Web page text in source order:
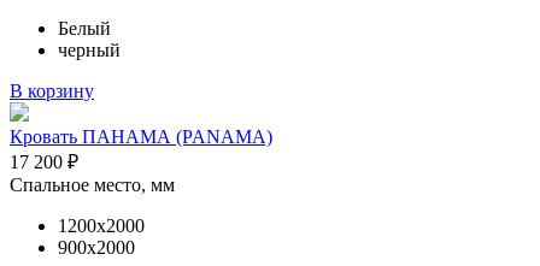
Белый
черный
В корзину
Кровать ПАНАМА (PANAMA)
17 200 ₽
Спальное место, мм
1200х2000
900х2000